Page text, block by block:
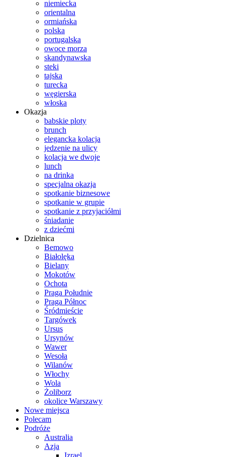
niemiecka
orientalna
ormiańska
polska
portugalska
owoce morza
skandynawska
steki
tajska
turecka
węgierska
włoska
Okazja
babskie ploty
brunch
elegancka kolacja
jedzenie na ulicy
kolacja we dwoje
lunch
na drinka
specjalna okazja
spotkanie biznesowe
spotkanie w grupie
spotkanie z przyjaciółmi
śniadanie
z dziećmi
Dzielnica
Bemowo
Białolęka
Bielany
Mokotów
Ochota
Praga Południe
Praga Północ
Śródmieście
Targówek
Ursus
Ursynów
Wawer
Wesoła
Wilanów
Włochy
Wola
Żoliborz
okolice Warszawy
Nowe miejsca
Polecam
Podróże
Australia
Azja
Izrael